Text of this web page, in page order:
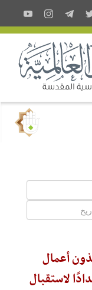
أعمال
لاستقبال